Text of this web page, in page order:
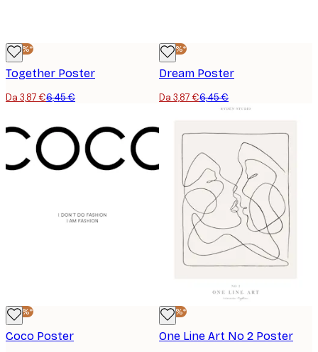
-40%*
Together Poster
Da 3,87 €6,45 €
-40%*
Dream Poster
Da 3,87 €6,45 €
-40%*
Coco Poster
-40%*
One Line Art No 2 Poster